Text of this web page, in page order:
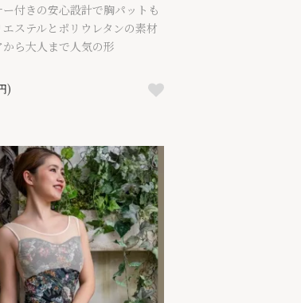
付きの安心設計で胸パットも
ステルとポリウレタンの素材
ら大人まで人気の形
)